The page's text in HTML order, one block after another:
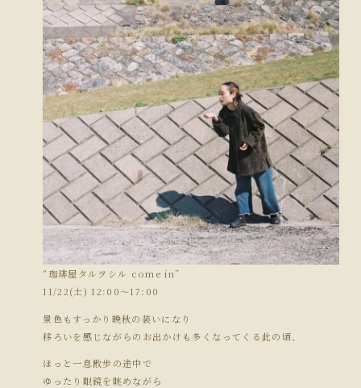
“珈琲屋タルヲシル come in”
11/22(土) 12:00～17:00
景色もすっかり晩秋の装いになり
移ろいを感じながらのお出かけも多くなってくる此の頃、
ほっと一息散歩の途中で
ゆったり眼鏡を眺めながら